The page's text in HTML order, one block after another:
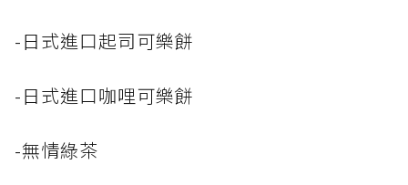
-日式進口起司可樂餅
-日式進口咖哩可樂餅
-無情綠茶